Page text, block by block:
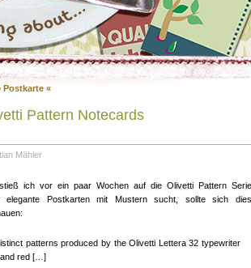
Postkarte «
Pattern Notecards
Mähler
stieß ich vor ein paar Wochen auf die Olivetti Pattern
elegante Postkarten mit Mustern sucht, sollte sich
patterns produced by the Olivetti Lettera 32 typewriter
red […]